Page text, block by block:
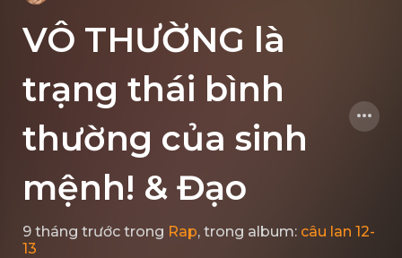
VÔ THƯỜNG là
trạng thái bình
thường của sinh
mệnh! & Đạo
9 tháng trước trong Rap, trong album: câu lan 12-
13